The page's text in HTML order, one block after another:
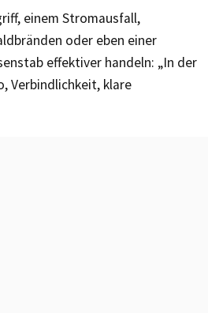
einem Stromausfall,
oder eben einer
effektiver handeln: „In der
Verbindlichkeit, klare